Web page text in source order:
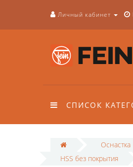
Личный кабинет
СПИСОК
Оснастка
HSS без покрытия